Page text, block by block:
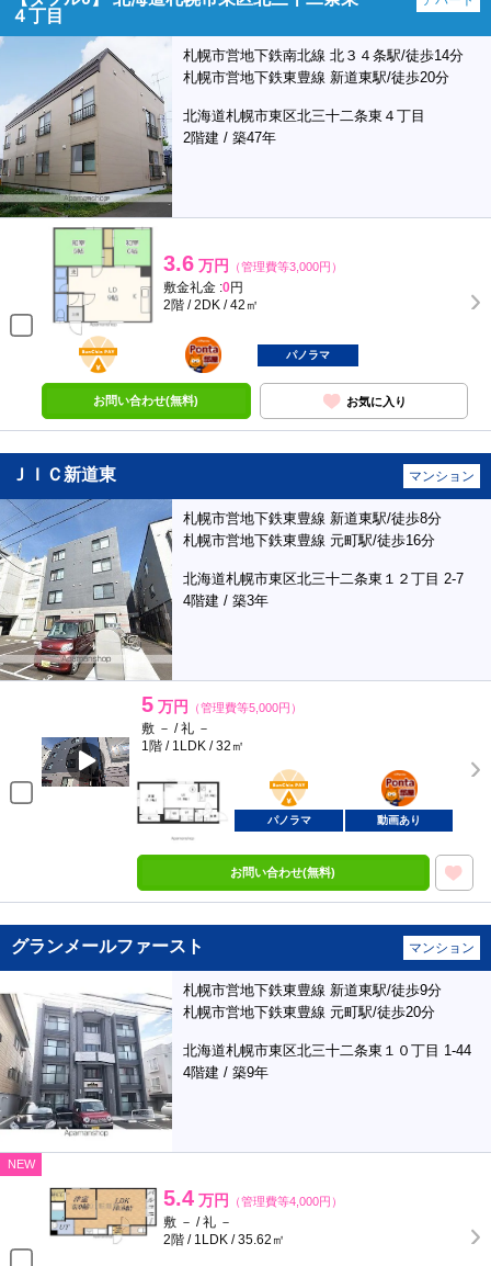
４丁目
札幌市営地下鉄南北線 北３４条駅/徒歩14分
札幌市営地下鉄東豊線 新道東駅/徒歩20分
北海道札幌市東区北三十二条東４丁目
2階建 / 築47年
3.6 万円 （管理費等3,000円）
敷金礼金 :0円
2階 / 2DK / 42㎡
BunChinPAY
ポンタ
部屋
パノラマ
お問い合わせ(無料) お気に入り
ＪＩＣ新道東 マンション
札幌市営地下鉄東豊線 新道東駅/徒歩8分
札幌市営地下鉄東豊線 元町駅/徒歩16分
北海道札幌市東区北三十二条東１２丁目 2-7
4階建 / 築3年
5 万円 （管理費等5,000円）
敷 － / 礼 －
1階 / 1LDK / 32㎡
BunChinPAY
ポンタ
部屋
パノラマ 動画あり
お問い合わせ(無料)
グランメールファースト マンション
札幌市営地下鉄東豊線 新道東駅/徒歩9分
札幌市営地下鉄東豊線 元町駅/徒歩20分
北海道札幌市東区北三十二条東１０丁目 1-44
4階建 / 築9年
NEW
5.4 万円 （管理費等4,000円）
敷 － / 礼 －
2階 / 1LDK / 35.62㎡